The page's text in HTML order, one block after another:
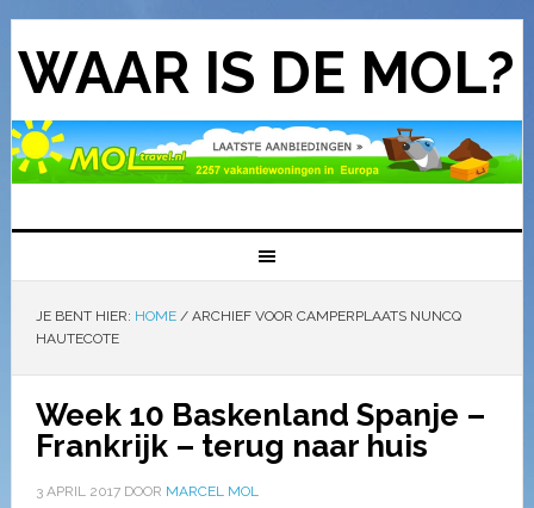
WAAR IS DE MOL?
JE BENT HIER: HOME /ARCHIEF VOOR CAMPERPLAATS NUNCQ
HAUTECOTE
Week 10 Baskenland Spanje –
Frankrijk – terug naar huis
3 APRIL 2017DOOR MARCEL MOL